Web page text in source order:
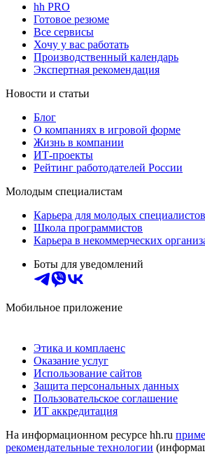
hh PRO
Готовое резюме
Все сервисы
Хочу у вас работать
Производственный календарь
Экспертная рекомендация
Новости и статьи
Блог
О компаниях в игровой форме
Жизнь в компании
ИТ-проекты
Рейтинг работодателей России
Молодым специалистам
Карьера для молодых специалистов
Школа программистов
Карьера в некоммерческих
Боты для уведомлений
Мобильное приложение
Этика и комплаенс
Оказание услуг
Использование сайтов
Защита персональных данных
Пользовательское соглашение
ИТ аккредитация
На информационном ресурсе hh.ru
рекомендательные технологии